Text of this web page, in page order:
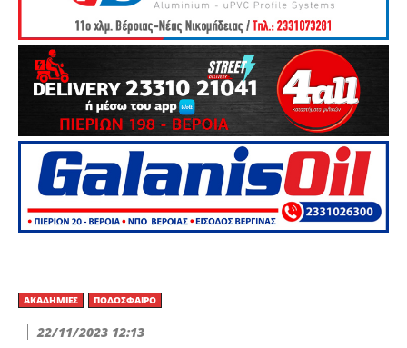
ΑΚΑΔΗΜΊΕΣ ΠΟΔΌΣΦΑΙΡΟ
22/11/2023 12:13